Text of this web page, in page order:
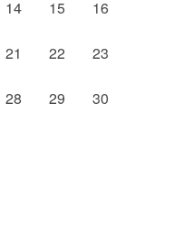
14 15 16
21 22 23
28 29 30